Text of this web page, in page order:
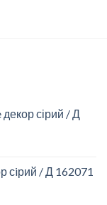
сірий / Д
сiрий / Д 162071